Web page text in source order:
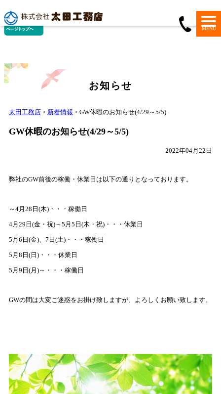
MENU
お知らせ
太田工務店 > 新着情報 > GW休暇のお知らせ(4/29～5/5)
GW休暇のお知らせ(4/29～5/5)
2022年04月22日
弊社のGW前後の稼働・休業日は以下の通りとなっております。
～4月28日(木)・・・稼働日
4月29日(金・祝)～5月5日(木・祝)・・・休業日
5月6日(金)、7日(土)・・・稼働日
5月8日(日)・・・休業日
5月9日(月)～・・・稼働日
GWの間は大変ご迷惑をお掛け致しますが、よろしくお願い致します。